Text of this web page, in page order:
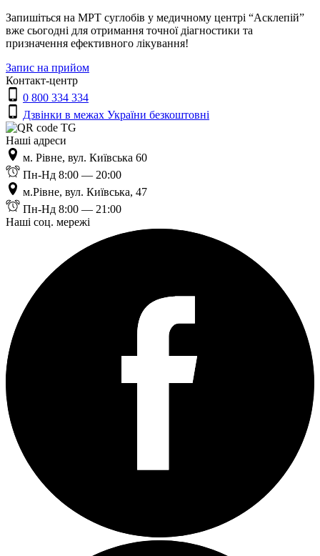
Запишіться на МРТ суглобів у медичному центрі “Асклепій”
вже сьогодні для отримання точної діагностики та
призначення ефективного лікування!
Запис на прийом
Контакт-центр
0 800 334 334
Дзвінки в межах України безкоштовні
Наші адреси
м. Рівне, вул. Київська 60
Пн-Нд 8:00 — 20:00
м.Рівне, вул. Київська, 47
Пн-Нд 8:00 — 21:00
Наші соц. мережі